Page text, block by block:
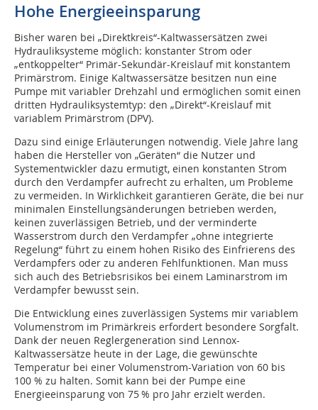
Hohe Energieeinsparung
Bisher waren bei „Direktkreis“-Kaltwassersätzen zwei
Hydrauliksysteme möglich: konstanter Strom oder
„entkoppelter“ Primär-Sekundär-Kreislauf mit konstantem
Primärstrom. Einige Kaltwassersätze besitzen nun eine
Pumpe mit variabler Drehzahl und ermöglichen somit einen
dritten Hydrauliksystemtyp: den „Direkt“-Kreislauf mit
variablem Primärstrom (DPV).
Dazu sind einige Erläuterungen notwendig. Viele Jahre lang
haben die Hersteller von „Geräten“ die Nutzer und
Systementwickler dazu ermutigt, einen konstanten Strom
durch den Verdampfer aufrecht zu erhalten, um Probleme
zu vermeiden. In Wirklichkeit garantieren Geräte, die bei nur
minimalen Einstellungsänderungen betrieben werden,
keinen zuverlässigen Betrieb, und der verminderte
Wasserstrom durch den Verdampfer „ohne integrierte
Regelung“ führt zu einem hohen Risiko des Einfrierens des
Verdampfers oder zu anderen Fehlfunktionen. Man muss
sich auch des Betriebsrisikos bei einem Laminarstrom im
Verdampfer bewusst sein.
Die Entwicklung eines zuverlässigen Systems mir variablem
Volumenstrom im Primärkreis erfordert besondere Sorgfalt.
Dank der neuen Reglergeneration sind Lennox-
Kaltwassersätze heute in der Lage, die gewünschte
Temperatur bei einer Volumenstrom-Variation von 60 bis
100 % zu halten. Somit kann bei der Pumpe eine
Energieeinsparung von 75 % pro Jahr erzielt werden.